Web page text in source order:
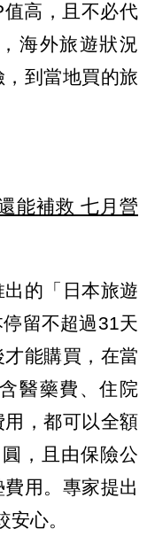
高，且不必代
海外旅遊狀況
到當地買的旅
能補救 七月營
的「日本旅遊
留不超過31天
能購買，在當
醫藥費、住院
，都可以全額
，且由保險公
用。專家提出
心。